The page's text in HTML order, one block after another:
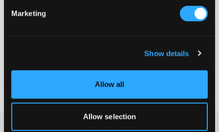
Marketing
Show details
Allow all
Allow selection
Gestrickt
SKU:134810-001
Waschtipps:
Washing advice